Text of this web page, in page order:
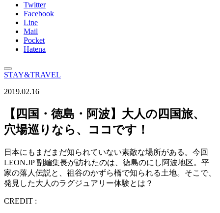
Twitter
Facebook
Line
Mail
Pocket
Hatena
STAY&TRAVEL
2019.02.16
【四国・徳島・阿波】大人の四国旅、
穴場巡りなら、ココです！
日本にもまだまだ知られていない素敵な場所がある。今回
LEON.JP 副編集長が訪れたのは、徳島のにし阿波地区。平
家の落人伝説と、祖谷のかずら橋で知られる土地。そこで、
発見した大人のラグジュアリー体験とは？
CREDIT :